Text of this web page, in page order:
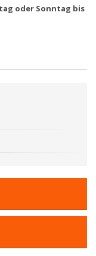
oder Sonntag bis